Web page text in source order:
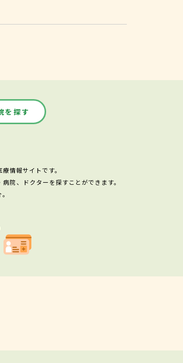
を探す
情報サイトです。
院、ドクターを探すことができます。